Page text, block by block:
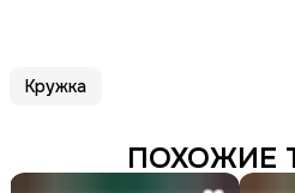
Кружка
ПОХОЖИЕ